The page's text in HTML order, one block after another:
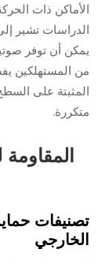
الأماكن ذات
الدراسات تشير
يمكن أن توفر
من المستهلكين
المثبتة على
متكررة.
تصنيفات
الخارجي